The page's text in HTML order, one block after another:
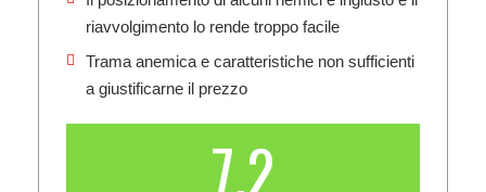
riavvolgimento lo rende troppo facile
Trama anemica e caratteristiche non sufficienti
a giustificarne il prezzo
7.2